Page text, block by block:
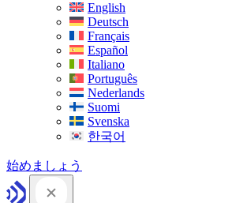
English
Deutsch
Français
Español
Italiano
Português
Nederlands
Suomi
Svenska
한국어
始めましょう